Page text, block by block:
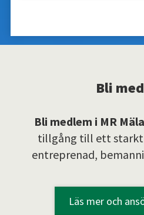
Bli
Bli medlem i MR
tillgång till ett starkt
entreprenad,
Läs mer och